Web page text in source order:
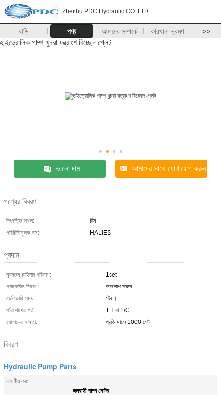
Zhenhu PDC Hydraulic CO.,LTD
বাড়ি পণ্য আমাদের সম্পর্কে কারখানা ভ্রমণ >>
হাইড্রোলিক পাম্প খুচরা যন্ত্রাংশ বিচ্ছেদ প্লেট
ভালো দাম আমাদের সাথে যোগাযোগ করুন
পণ্যের বিবরণ
উৎপত্তি স্থল:
চীন
পরিচিতিমুলক নাম:
HALIES
প্রদান
ন্যূনতম চাহিদার পরিমাণ:
1set
প্যাকেজিং বিবরণ:
অবলোপ করুন
ডেলিভারি সময়:
স্টক।
পরিশোধের শর্ত:
T T বা L/C
যোগানের ক্ষমতা:
প্রতি মাসে 1000 সেট
বিবরণ
Hydraulic Pump Parts
লক্ষণীয় করা:
জলবাহী পাম্প মোটর